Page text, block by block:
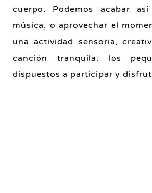
cuerpo. Podemos acabar
música, o aprovechar el
una actividad sensoria,
canción tranquila: los
dispuestos a participar y